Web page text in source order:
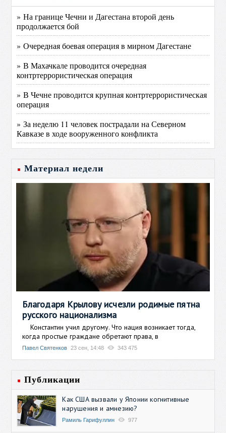
» На границе Чечни и Дагестана второй день
продолжается бой
» Очередная боевая операция в мирном Дагестане
» В Махачкале проводится очередная
контртеррористическая операция
» В Чечне проводится крупная контртеррористическая
операция
» За неделю 11 человек пострадали на Северном
Кавказе в ходе вооруженного конфликта
Материал недели
Благодаря Крылову исчезли родимые пятна
русского национализма
Константин учил другому. Что нация возникает тогда,
когда простые граждане обретают права, в
Павел Святенков 23 сен, 14:48 343 475
Публикации
Как США вызвали у Японии когнитивные
нарушения и амнезию?
Рамиль Гарифуллин 977